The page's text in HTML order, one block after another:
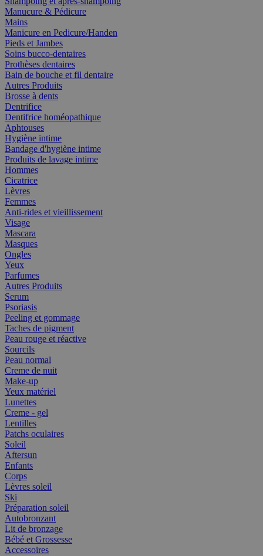
Manucure & Pédicure
Mains
Manicure en Pedicure/Handen
Pieds et Jambes
Soins bucco-dentaires
Prothèses dentaires
Bain de bouche et fil dentaire
Autres Produits
Brosse à dents
Dentrifice
Dentifrice homéopathique
Aphtouses
Hygiène intime
Bandage d'hygiène intime
Produits de lavage intime
Hommes
Cicatrice
Lèvres
Femmes
Anti-rides et vieillissement
Visage
Mascara
Masques
Ongles
Yeux
Parfumes
Autres Produits
Serum
Psoriasis
Peeling et gommage
Taches de pigment
Peau rouge et réactive
Sourcils
Peau normal
Creme de nuit
Make-up
Yeux matériel
Lunettes
Creme - gel
Lentilles
Patchs oculaires
Soleil
Aftersun
Enfants
Corps
Lèvres soleil
Ski
Préparation soleil
Autobronzant
Lit de bronzage
Bébé et Grossesse
Accessoires